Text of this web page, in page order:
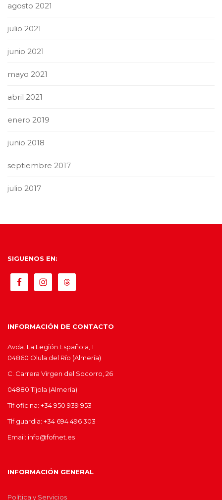
agosto 2021
julio 2021
junio 2021
mayo 2021
abril 2021
enero 2019
junio 2018
septiembre 2017
julio 2017
SIGUENOS EN:
INFORMACIÓN DE CONTACTO
Avda. La Legión Española, 1
04860 Olula del Río (Almería)
C. Carrera Virgen del Socorro, 26
04880 Tíjola (Almería)
Tlf oficina: +34 950 939 953
Tlf guardia: +34 694 496 303
Email: info@fofnet.es
INFORMACIÓN GENERAL
Política y Servicios